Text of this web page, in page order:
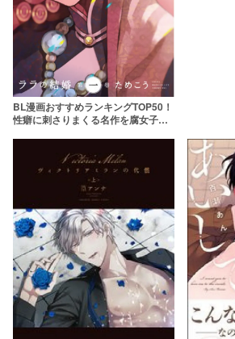
BL漫画おすすめランキングTOP50！
性癖に刺さりまくる名作を腐女子が